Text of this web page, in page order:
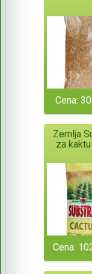
Cena:
Zemlja
za
Cena: